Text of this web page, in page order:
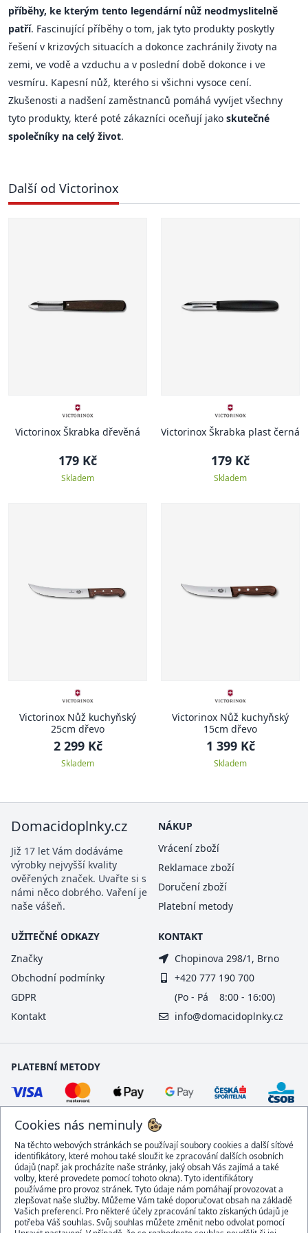
příběhy, ke kterým tento legendární nůž neodmyslitelně
patří. Fascinující příběhy o tom, jak tyto produkty poskytly
řešení v krizových situacích a dokonce zachránily životy na
zemi, ve vodě a vzduchu a v poslední době dokonce i ve
vesmíru. Kapesní nůž, kterého si všichni vysoce cení.
Zkušenosti a nadšení zaměstnanců pomáhá vyvíjet všechny
tyto produkty, které poté zákazníci oceňují jako skutečné
společníky na celý život.
Další od Victorinox
Victorinox Škrabka dřevěná
179 Kč
Skladem
Victorinox Škrabka plast černá
179 Kč
Skladem
Victorinox Nůž kuchyňský
25cm dřevo
2 299 Kč
Skladem
Victorinox Nůž kuchyňský
15cm dřevo
1 399 Kč
Skladem
Cookies nás neminuly
Na těchto webových stránkách se používají soubory cookies a další síťové
identifikátory, které mohou také sloužit ke zpracování dalších osobních
údajů (např. jak procházíte naše stránky, jaký obsah Vás zajímá a také
volby, které provedete pomocí tohoto okna). Tyto identifikátory
používáme pro provoz stránek. Tyto údaje nám pomáhají provozovat a
zlepšovat naše služby. Můžeme Vám také doporučovat obsah na základě
Vašich preferencí. Pro některé účely zpracování takto získaných údajů je
potřeba Váš souhlas. Svůj souhlas můžete změnit nebo odvolat pomocí
Domacidoplnky.cz
Již 17 let Vám dodáváme
výrobky nejvyšší kvality
ověřených značek. Uvařte si s
námi něco dobrého. Vaření je
naše vášeň.
NÁKUP
Vrácení zboží
Reklamace zboží
Doručení zboží
Platební metody
UŽITEČNÉ ODKAZY
Značky
Obchodní podmínky
GDPR
Kontakt
KONTAKT
Chopinova 298/1, Brno
+420 777 190 700
(Po - Pá 8:00 - 16:00)
info@domacidoplnky.cz
PLATEBNÍ METODY
DOPRAVCI